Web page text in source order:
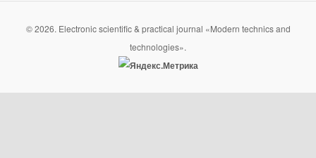
© 2026. Electronic scientific & practical journal «Modern technics and
technologies».